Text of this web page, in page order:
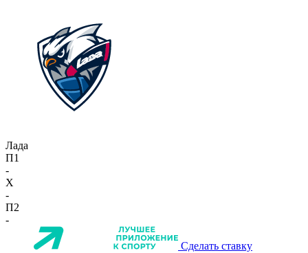
Лада
П1
-
X
-
П2
-
Сделать ставку